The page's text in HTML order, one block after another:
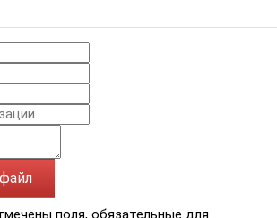
поля, обязательные для